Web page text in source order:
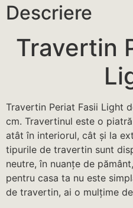
Descriere
Travertin
Travertin Periat Fasii Light
cm. Travertinul este o
atât în ​​interiorul, cât și la
tipurile de travertin sunt
neutre, în nuanțe de
pentru casa ta nu este
de travertin, ai o mulțime